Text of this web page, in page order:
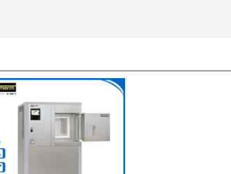
kế hoàn hảo cho các quy trình yêu cầu độ đồng
nghiên cứu cũng như các quy trình yêu cầu độ
tuỳ chọn để khách hàng có thể xây dựng một
đa được đề xuất 1550 độ C
vỏ lò mát hơn đáng kể so với các sản phẩm